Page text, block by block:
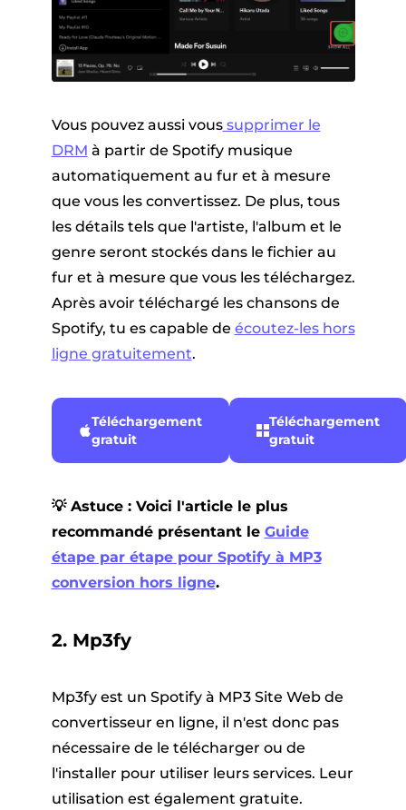
Vous pouvez aussi voussupprimer le
DRM à partir de Spotify musique
automatiquement au fur et à mesure
que vous les convertissez. De plus, tous
les détails tels que l'artiste, l'album et le
genre seront stockés dans le fichier au
fur et à mesure que vous les téléchargez.
Après avoir téléchargé les chansons de
Spotify, tu es capable de écoutez-les hors
ligne gratuitement.
Téléchargement
gratuit
Téléchargement
gratuit
💡 Astuce : Voici l'article le plus
recommandé présentant le Guide
étape par étape pour Spotify à MP3
conversion hors ligne.
2. Mp3fy
Mp3fy est un Spotify à MP3 Site Web de
convertisseur en ligne, il n'est donc pas
nécessaire de le télécharger ou de
l'installer pour utiliser leurs services. Leur
utilisation est également gratuite.